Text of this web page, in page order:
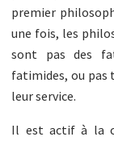
premier
une fois, les
sont pas des
fatimides, ou pas
leur service.
Il est actif à la